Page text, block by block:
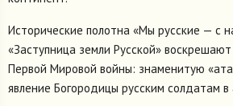
Исторические полотна «Мы русские — с
«Заступница земли Русской»
Первой Мировой войны: знаменитую
явление Богородицы русским солдатам в